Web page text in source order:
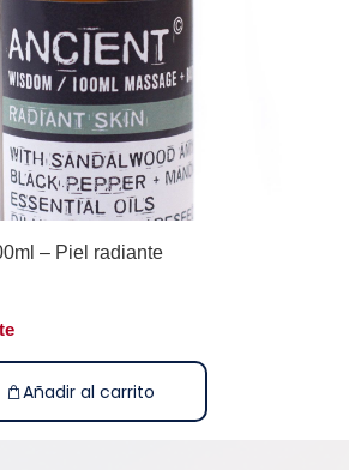
– Piel radiante
Añadir al carrito